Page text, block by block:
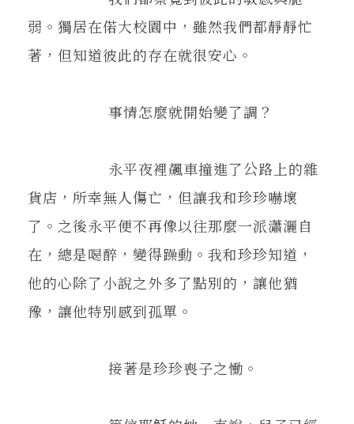
弱。獨居在偌大校園中，雖然我們都靜靜忙
著，但知道彼此的存在就很安心。
事情怎麼就開始變了調？
永平夜裡飆車撞進了公路上的雜
貨店，所幸無人傷亡，但讓我和珍珍嚇壞
了。之後永平便不再像以往那麼一派瀟灑自
在，總是喝醉，變得躁動。我和珍珍知道，
他的心除了小說之外多了點別的，讓他猶
豫，讓他特別感到孤單。
接著是珍珍喪子之慟。